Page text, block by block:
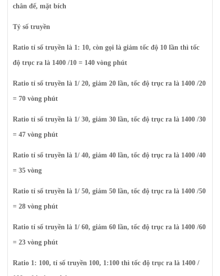
chân đế, mặt bích
Tỷ số truyền
Ratio tỉ số truyền là 1: 10, còn gọi là giảm tốc độ 10 lần thì tốc
độ trục ra là 1400 /10 = 140 vòng phút
Ratio tỉ số truyền là 1/ 20, giảm 20 lần, tốc độ trục ra là 1400 /20
= 70 vòng phút
Ratio tỉ số truyền là 1/ 30, giảm 30 lần, tốc độ trục ra là 1400 /30
= 47 vòng phút
Ratio tỉ số truyền là 1/ 40, giảm 40 lần, tốc độ trục ra là 1400 /40
= 35 vòng
Ratio tỉ số truyền là 1/ 50, giảm 50 lần, tốc độ trục ra là 1400 /50
= 28 vòng phút
Ratio tỉ số truyền là 1/ 60, giảm 60 lần, tốc độ trục ra là 1400 /60
= 23 vòng phút
Ratio 1: 100, tỉ số truyền 100, 1:100 thì tốc độ trục ra là 1400 /